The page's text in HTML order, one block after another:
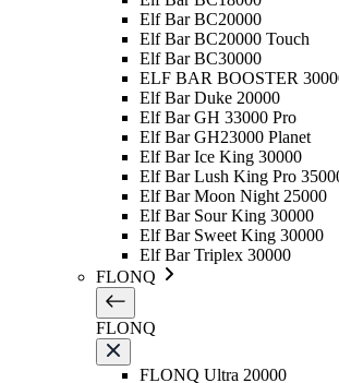
Elf Bar BC20000
Elf Bar BC20000 Touch
Elf Bar BC30000
ELF BAR BOOSTER
Elf Bar Duke 20000
Elf Bar GH 33000 Pro
Elf Bar GH23000 Planet
Elf Bar Ice King 30000
Elf Bar Lush King Pro
Elf Bar Moon Night 25000
Elf Bar Sour King 30000
Elf Bar Sweet King 30000
Elf Bar Triplex 30000
FLONQ
FLONQ
FLONQ Ultra 20000